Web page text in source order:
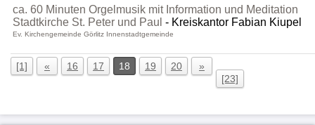
ca. 60 Minuten Orgelmusik mit Information und Meditation
Stadtkirche St. Peter und Paul
Kreiskantor Fabian Kiupel
Ev. Kirchengemeinde Görlitz Innenstadtgemeinde
[1] « 16 17 18 19 20
»
[23]